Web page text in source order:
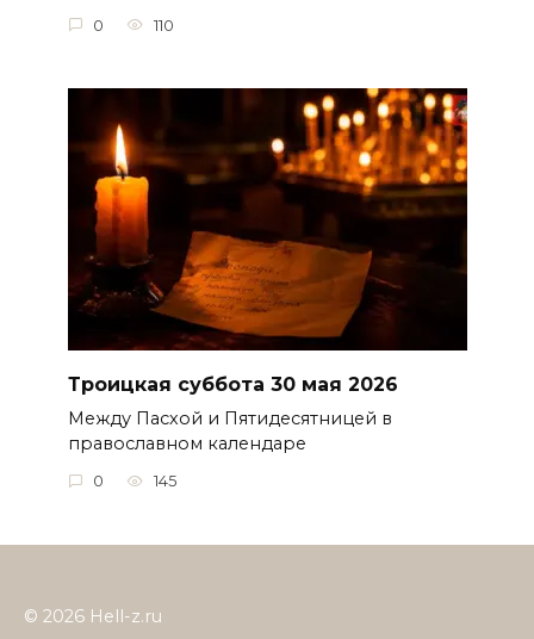
0 110
Троицкая суббота 30 мая 2026
Между Пасхой и Пятидесятницей в
православном календаре
0 145
© 2026 Hell-z.ru